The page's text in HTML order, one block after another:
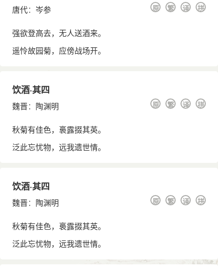
唐代： 岑参 拼
译
繁
原
强欲登高去，无人送酒来。
遥怜故园菊，应傍战场开。
饮酒·其四
魏晋： 陶渊明 拼
译
繁
原
秋菊有佳色，裛露掇其英。
泛此忘忧物，远我遗世情。
饮酒·其四
魏晋： 陶渊明 拼
译
繁
原
秋菊有佳色，裛露掇其英。
泛此忘忧物，远我遗世情。